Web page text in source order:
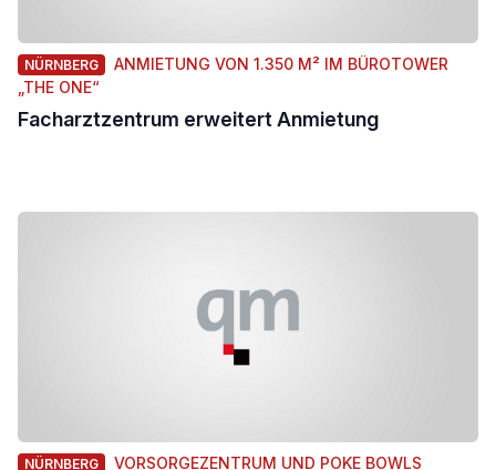
NÜRNBERG
ANMIETUNG VON 1.350 M² IM BÜROTOWER
„THE ONE“
Facharztzentrum erweitert Anmietung
NÜRNBERG VORSORGEZENTRUM UND POKE BOWLS